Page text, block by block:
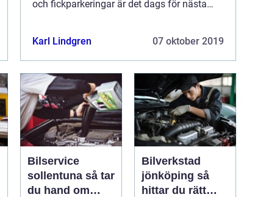
och fickparkeringar är det dags för nästa
Karl Lindgren
07 oktober 2019
Bilservice
sollentuna så tar
du hand om
Bilverkstad
jönköping så
hittar du rätt